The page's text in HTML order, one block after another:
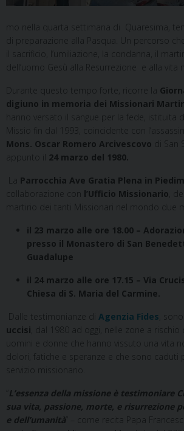
mo nella quarta settimana di Quaresima,
di preparazione alla Pasqua. Un percorso
il sacrificio, l’umiliazione, la condanna, il
dell’uomo Gesù alla Resurrezione e alla vita
Durante questo tempo forte, ricorre la
digiuno in memoria dei Missionari
hanno versato il sangue per la fede, istituita
Missio fin dal 1993, coincidente con
Mons. Oscar Romero Arcivescovo di San
appunto il 24 marzo del 1980.
La Parrocchia Ave Gratia Plena in
collaborazione con l’Ufficio Missionario ,
martirio dei tanti Missionari nel mondo due
il 23 marzo alle ore 18.00 –
presso il Monastero di San
Guadalupe
il 24 marzo alle ore 17.15 – Via
Chiesa di S. Maria del Carmine.
Dalle testimonianze di Agenzia Fides , sono
uccisi , dal 1980 ad oggi, nelle zone a rischio
uomini e donne che hanno vissuto una vita
dolori, fatiche e speranze e che sono caduti
servizio missionario.
L’essenza della missione è testimoniare
sua vita, passione, morte, e risurrezione
e dell’umanità ” – come recita Papa